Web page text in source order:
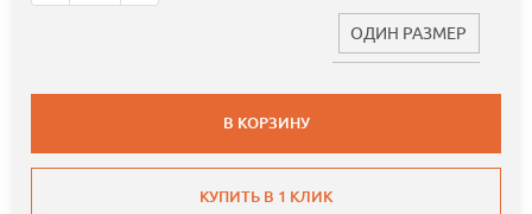
ОДИН РАЗМЕР
В КОРЗИНУ
КУПИТЬ В 1 КЛИК